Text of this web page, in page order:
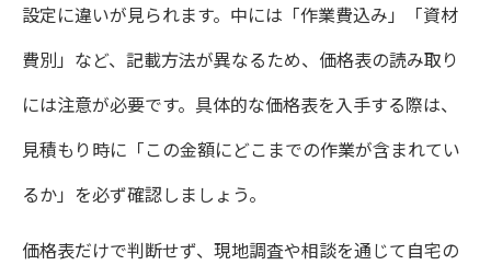
さいたま市で抑える植木の価格と注意点
庭木の伐採や植替え時の費用負担を減らす
設定に違いが見られます。中には「作業費込み」「資材
費別」など、記載方法が異なるため、価格表の読み取り
には注意が必要です。具体的な価格表を入手する際は、
見積もり時に「この金額にどこまでの作業が含まれてい
るか」を必ず確認しましょう。
価格表だけで判断せず、現地調査や相談を通じて自宅の